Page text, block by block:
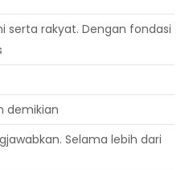
serta rakyat. Dengan fondasi
demikian
Selama lebih dari